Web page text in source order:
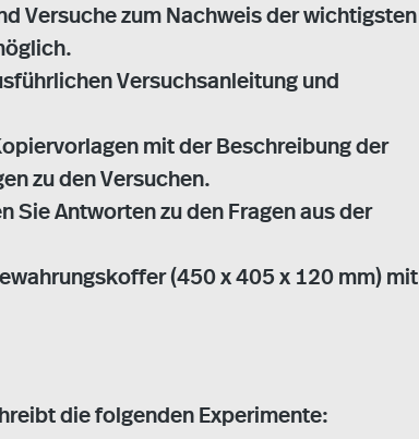
Versuche zum Nachweis der wichtigsten
Versuchsanleitung und
mit der Beschreibung der
zu den Versuchen.
Sie Antworten zu den Fragen aus der
(450 x 405 x 120 mm) mit
die folgenden Experimente: